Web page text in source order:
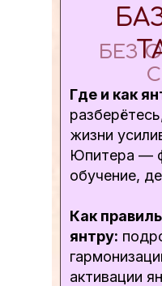
БЕЗ
Где и как
жизни
Юпитера —
обучение,
Как
янтру:
активации